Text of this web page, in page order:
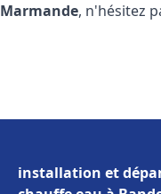
Marmande, n'hésitez
installation et